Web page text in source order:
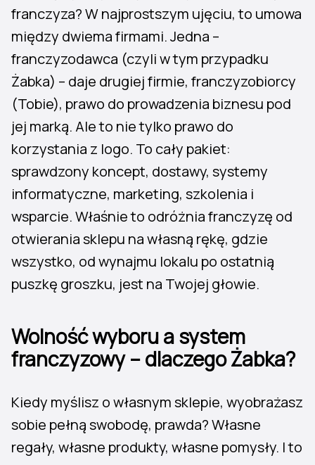
franczyza? W najprostszym ujęciu, to umowa
między dwiema firmami. Jedna –
franczyzodawca (czyli w tym przypadku
Żabka) – daje drugiej firmie, franczyzobiorcy
(Tobie), prawo do prowadzenia biznesu pod
jej marką. Ale to nie tylko prawo do
korzystania z logo. To cały pakiet:
sprawdzony koncept, dostawy, systemy
informatyczne, marketing, szkolenia i
wsparcie. Właśnie to odróżnia franczyzę od
otwierania sklepu na własną rękę, gdzie
wszystko, od wynajmu lokalu po ostatnią
puszkę groszku, jest na Twojej głowie.
Wolność wyboru a system
franczyzowy – dlaczego Żabka?
Kiedy myślisz o własnym sklepie, wyobrażasz
sobie pełną swobodę, prawda? Własne
regały, własne produkty, własne pomysły. I to